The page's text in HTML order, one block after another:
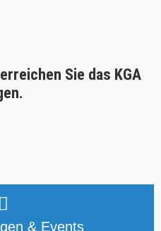
Sie das KGA
& Events